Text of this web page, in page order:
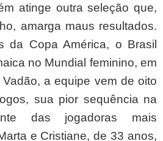
atinge outra seleção que,
amarga maus resultados.
da Copa América, o Brasil
no Mundial feminino, em
a equipe vem de oito
sua pior sequência na
das jogadoras mais
e Cristiane, de 33 anos,